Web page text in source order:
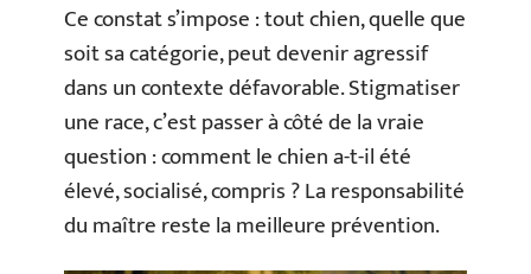
Ce constat s’impose : tout chien, quelle que
soit sa catégorie, peut devenir agressif
dans un contexte défavorable. Stigmatiser
une race, c’est passer à côté de la vraie
question : comment le chien a-t-il été
élevé, socialisé, compris ? La responsabilité
du maître reste la meilleure prévention.